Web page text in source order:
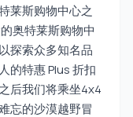
莱斯购物中心之
奥特莱斯购物中
探索众多知名品
的特惠 Plus 折扣
后我们将乘坐4x4
忘的沙漠越野冒